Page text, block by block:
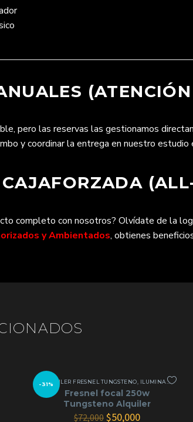
pero las reservas las gestionamos
y coordinar la entrega en nuestro estudio
completo con nosotros? Olvídate de la
y Ambientados, obtienes
-31%
ALQUILER FRESNEL TUNGSTENO ILUMINACIÓN CONTINUA
Fresnel focal 250w
Tungsteno Alquiler
$72,000 El
$50,000El